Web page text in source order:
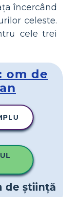
încercând
celeste.
cele trei
om de